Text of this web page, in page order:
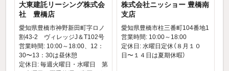
大東建託リーシング株式会
社 豊橋店
愛知県豊橋市神野新田町字ロノ
割43-2 ヴィレッジJ＆T102号
営業時間: 10:00～18:00、12：
30〜13：30は昼休憩
定休日: 毎週火曜日・水曜日 第
株式会社ニッショー 豊橋南
支店
愛知県豊橋市柱三番町104番地1
営業時間: 10:00～18:00
定休日: 水曜日定休（８月１０
日〜１４日は夏期休暇）